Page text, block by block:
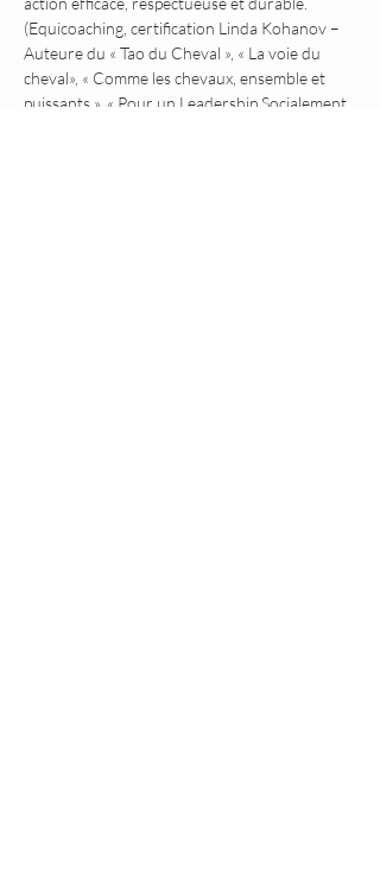
(Equicoaching, certification Linda Kohanov –
Auteure du « Tao du Cheval », « La voie du
cheval», « Comme les chevaux, ensemble et
puissants », « Pour un Leadership Socialement